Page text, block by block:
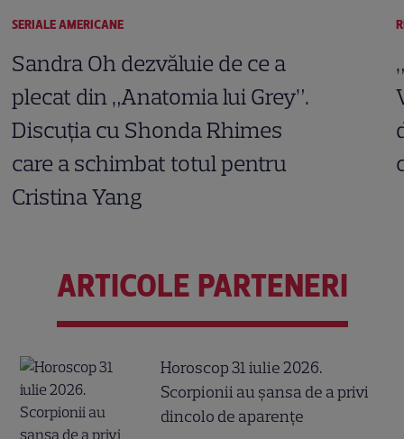
SERIALE AMERICANE
Sandra Oh dezvăluie de ce a
plecat din „Anatomia lui Grey”.
Discuția cu Shonda Rhimes
care a schimbat totul pentru
Cristina Yang
ARTICOLE PARTENERI
Horoscop 31 iulie 2026.
Scorpionii au șansa de a privi
dincolo de aparențe